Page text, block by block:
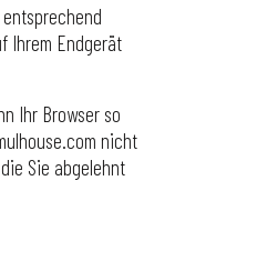
Ihrem Endgerät
Ihr Browser so
nicht
Sie abgelehnt